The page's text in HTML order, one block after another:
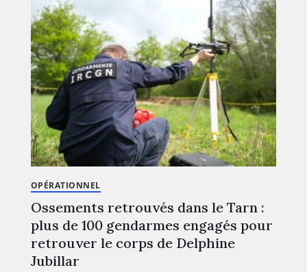
OPÉRATIONNEL
Ossements retrouvés dans le Tarn :
plus de 100 gendarmes engagés pour
retrouver le corps de Delphine
Jubillar